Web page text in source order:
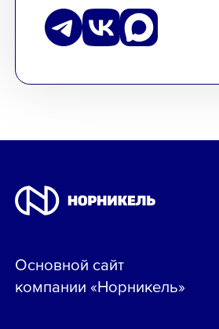
Основной сайт
компании «Норникель»